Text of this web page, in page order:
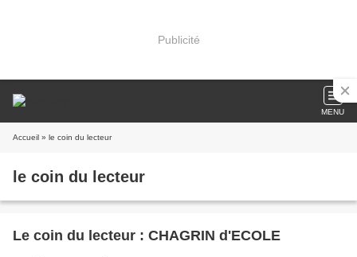
Publicité
MENU
Accueil » le coin du lecteur
le coin du lecteur
Le coin du lecteur : CHAGRIN d'ECOLE